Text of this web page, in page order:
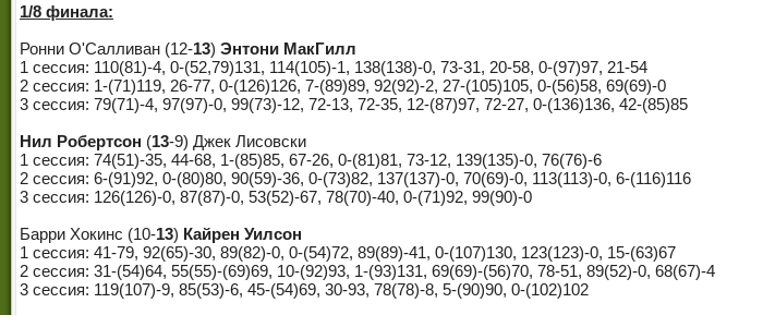
1/8 финала:
Ронни О'Салливан (12-13) Энтони МакГилл
1 сессия: 110(81)-4, 0-(52,79)131, 114(105)-1, 138(138)-0, 73-31, 20-58, 0-(97)97, 21-54
2 сессия: 1-(71)119, 26-77, 0-(126)126, 7-(89)89, 92(92)-2, 27-(105)105, 0-(56)58, 69(69)-0
3 сессия: 79(71)-4, 97(97)-0, 99(73)-12, 72-13, 72-35, 12-(87)97, 72-27, 0-(136)136, 42-(85)85
Нил Робертсон (13-9) Джек Лисовски
1 сессия: 74(51)-35, 44-68, 1-(85)85, 67-26, 0-(81)81, 73-12, 139(135)-0, 76(76)-6
2 сессия: 6-(91)92, 0-(80)80, 90(59)-36, 0-(73)82, 137(137)-0, 70(69)-0, 113(113)-0, 6-(116)116
3 сессия: 126(126)-0, 87(87)-0, 53(52)-67, 78(70)-40, 0-(71)92, 99(90)-0
Барри Хокинс (10-13) Кайрен Уилсон
1 сессия: 41-79, 92(65)-30, 89(82)-0, 0-(54)72, 89(89)-41, 0-(107)130, 123(123)-0, 15-(63)67
2 сессия: 31-(54)64, 55(55)-(69)69, 10-(92)93, 1-(93)131, 69(69)-(56)70, 78-51, 89(52)-0, 68(67)-4
3 сессия: 119(107)-9, 85(53)-6, 45-(54)69, 30-93, 78(78)-8, 5-(90)90, 0-(102)102